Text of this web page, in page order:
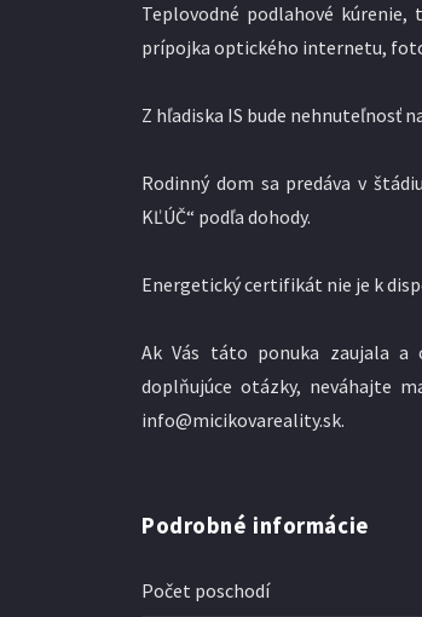
Teplovodné podlahové
prípojka optického internetu,
Z hľadiska IS bude nehnuteľnosť
Rodinný dom sa predáva v
KĽÚČ“ podľa dohody.
Energetický certifikát nie je k
Ak Vás táto ponuka zaujala a
doplňujúce otázky, neváhajte
info@micikovareality.sk.
Podrobné informácie
Počet poschodí